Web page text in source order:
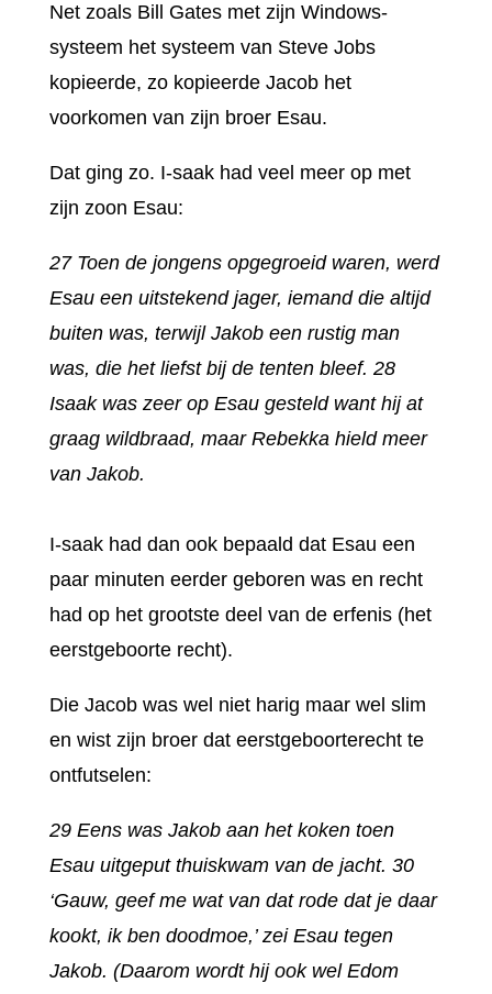
Net zoals Bill Gates met zijn Windows-
systeem het systeem van Steve Jobs
kopieerde, zo kopieerde Jacob het
voorkomen van zijn broer Esau.
Dat ging zo. I-saak had veel meer op met
zijn zoon Esau:
27 Toen de jongens opgegroeid waren, werd
Esau een uitstekend jager, iemand die altijd
buiten was, terwijl Jakob een rustig man
was, die het liefst bij de tenten bleef. 28
Isaak was zeer op Esau gesteld want hij at
graag wildbraad, maar Rebekka hield meer
van Jakob.
I-saak had dan ook bepaald dat Esau een
paar minuten eerder geboren was en recht
had op het grootste deel van de erfenis (het
eerstgeboorte recht).
Die Jacob was wel niet harig maar wel slim
en wist zijn broer dat eerstgeboorterecht te
ontfutselen:
29 Eens was Jakob aan het koken toen
Esau uitgeput thuiskwam van de jacht. 30
‘Gauw, geef me wat van dat rode dat je daar
kookt, ik ben doodmoe,’ zei Esau tegen
Jakob. (Daarom wordt hij ook wel Edom